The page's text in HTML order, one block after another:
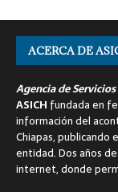
ACERCA DE
Agencia de
ASICH fundada en
información del
Chiapas, publicando
entidad. Dos años
internet, donde